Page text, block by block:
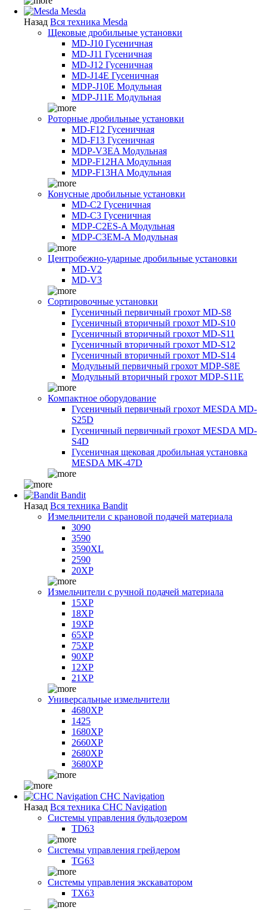
Mesda
Назад Вся техника Mesda
Щековые дробильные установки
MD-J10 Гусеничная
MD-J11 Гусеничная
MD-J12 Гусеничная
MD-J14E Гусеничная
MDP-J10E Модульная
MDP-J11E Модульная
Роторные дробильные установки
MD-F12 Гусеничная
MD-F13 Гусеничная
MDP-V3EA Модульная
MDP-F12HA Модульная
MDP-F13HA Модульная
Конусные дробильные установки
MD-C2 Гусеничная
MD-C3 Гусеничная
MDP-C2ES-A Модульная
MDP-C3EM-A Модульная
Центробежно-ударные дробильные установки
MD-V2
MD-V3
Сортировочные установки
Гусеничный первичный грохот MD-S8
Гусеничный вторичный грохот MD-S10
Гусеничный вторичный грохот MD-S11
Гусеничный вторичный грохот MD-S12
Гусеничный вторичный грохот MD-S14
Модульный первичный грохот MDP-S8E
Модульный вторичный грохот MDP-S11E
Компактное оборудование
Гусеничный первичный грохот MESDA MD-
S25D
Гусеничный первичный грохот MESDA MD-
S4D
Гусеничная щековая дробильная установка
MESDA MK-47D
Bandit
Назад Вся техника Bandit
Измельчители с крановой подачей материала
3090
3590
3590XL
2590
20XP
Измельчители с ручной подачей материала
15XP
18XP
19XP
65XP
75XP
90XP
12XP
21XP
Универсальные измельчители
4680XP
1425
1680XP
2660XP
2680XP
3680XP
CHC Navigation
Назад Вся техника CHC Navigation
Системы управления бульдозером
TD63
Системы управления грейдером
TG63
Системы управления экскаватором
TX63